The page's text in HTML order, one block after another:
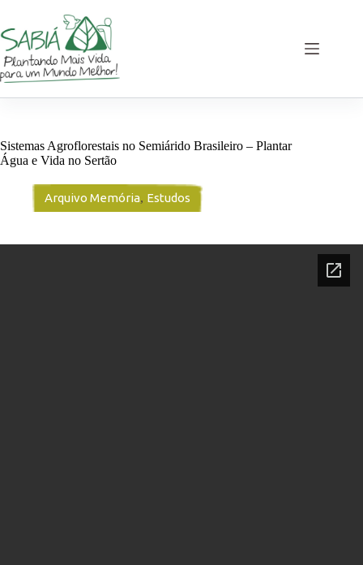
o
conteúdo
Sistemas Agroflorestais no Semiárido Brasileiro – Plantar
Água e Vida no Sertão
Arquivo Memória, Estudos